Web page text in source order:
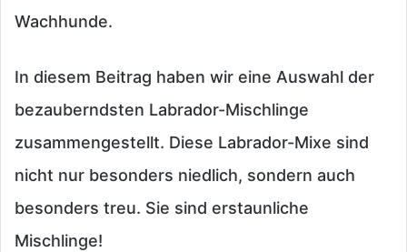
Wachhunde.
In diesem Beitrag haben wir eine Auswahl der
bezauberndsten Labrador-Mischlinge
zusammengestellt. Diese Labrador-Mixe sind
nicht nur besonders niedlich, sondern auch
besonders treu. Sie sind erstaunliche
Mischlinge!